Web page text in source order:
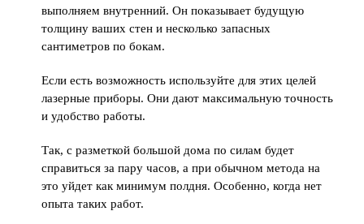
выполняем внутренний. Он показывает будущую
толщину ваших стен и несколько запасных
сантиметров по бокам.
Если есть возможность используйте для этих целей
лазерные приборы. Они дают максимальную точность
и удобство работы.
Так, с разметкой большой дома по силам будет
справиться за пару часов, а при обычном метода на
это уйдет как минимум полдня. Особенно, когда нет
опыта таких работ.